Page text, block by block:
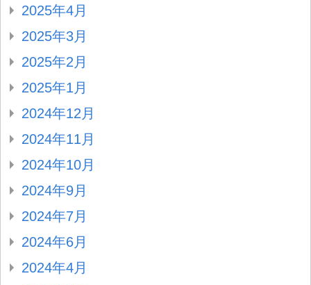
2025年4月
2025年3月
2025年2月
2025年1月
2024年12月
2024年11月
2024年10月
2024年9月
2024年7月
2024年6月
2024年4月